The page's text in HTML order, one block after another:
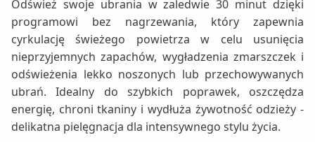
Odśwież swoje ubrania w zaledwie 30 minut dzięki
programowi bez nagrzewania, który zapewnia
cyrkulację świeżego powietrza w celu usunięcia
nieprzyjemnych zapachów, wygładzenia zmarszczek i
odświeżenia lekko noszonych lub przechowywanych
ubrań. Idealny do szybkich poprawek, oszczędza
energię, chroni tkaniny i wydłuża żywotność odzieży -
delikatna pielęgnacja dla intensywnego stylu życia.